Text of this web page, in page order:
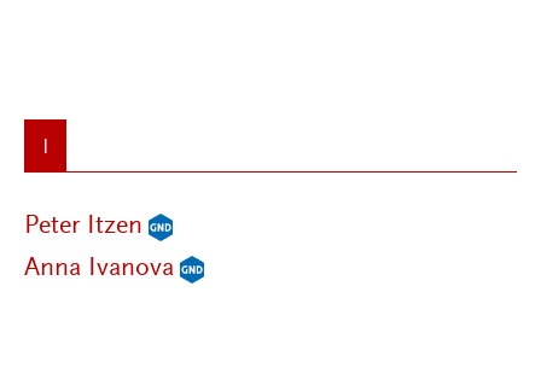
I
Peter Itzen
Anna Ivanova